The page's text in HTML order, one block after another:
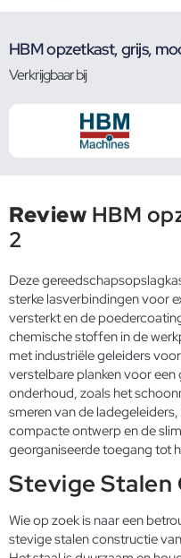
HBM opzetkast, grijs,
Verkrijgbaar bij
Review HBM
2
Deze
sterke lasverbindingen voor
versterkt en de
chemische stoffen in de
met industriële geleiders
verstelbare planken voor
onderhoud, zoals het
smeren van de
compacte ontwerp en de
georganiseerde toegang tot
Stevige
Wie op zoek is naar een
stevige stalen constructie